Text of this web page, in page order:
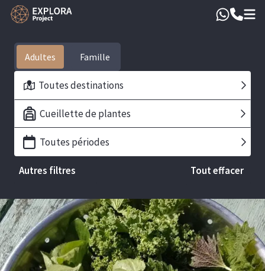
Adultes
Toutes destinations
Cueillette de plantes
Toutes périodes
Autres filtres Tout effacer